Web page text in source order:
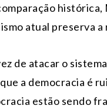
atual preserva
de atacar o
a democracia é
estão sendo